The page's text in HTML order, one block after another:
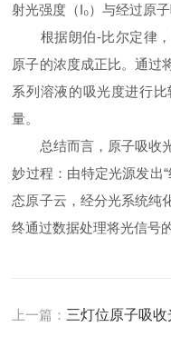
射光强度（I₀）与经过原
根据朗伯-比尔定律，
原子的浓度成正比。通过
系列溶液的吸光度进行
量。
总结而言，原子吸收光
妙过程：由特定光源发出
态原子云，经分光系统纯
终通过数据处理将光信号
上一篇： 三灯位原子吸